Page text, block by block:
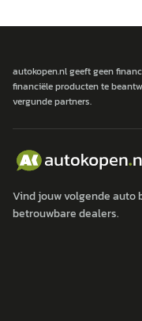
autokopen.nl geeft geen
financiële producten te
vergunde partners.
Vind jouw volgende auto
betrouwbare dealers.